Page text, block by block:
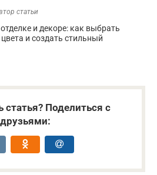
статьи
и декоре: как выбрать
и создать стильный
статья? Поделиться с
друзьями: